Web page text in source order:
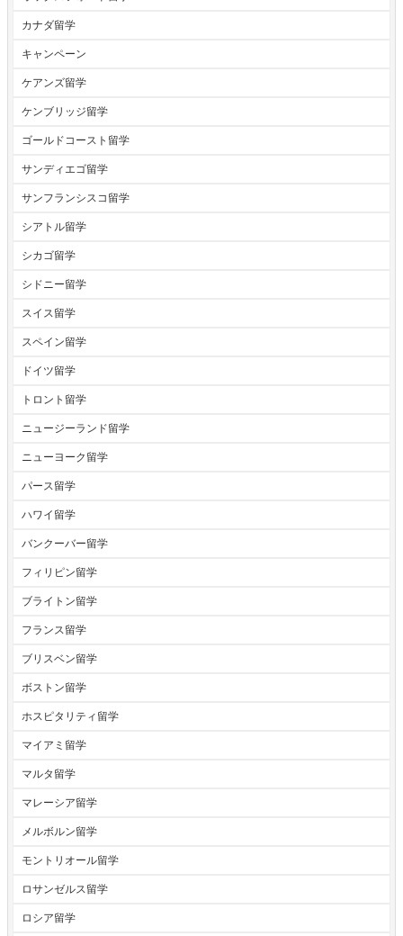
カナダ留学
キャンペーン
ケアンズ留学
ケンブリッジ留学
ゴールドコースト留学
サンディエゴ留学
サンフランシスコ留学
シアトル留学
シカゴ留学
シドニー留学
スイス留学
スペイン留学
ドイツ留学
トロント留学
ニュージーランド留学
ニューヨーク留学
パース留学
ハワイ留学
バンクーバー留学
フィリピン留学
ブライトン留学
フランス留学
ブリスベン留学
ボストン留学
ホスピタリティ留学
マイアミ留学
マルタ留学
マレーシア留学
メルボルン留学
モントリオール留学
ロサンゼルス留学
ロシア留学